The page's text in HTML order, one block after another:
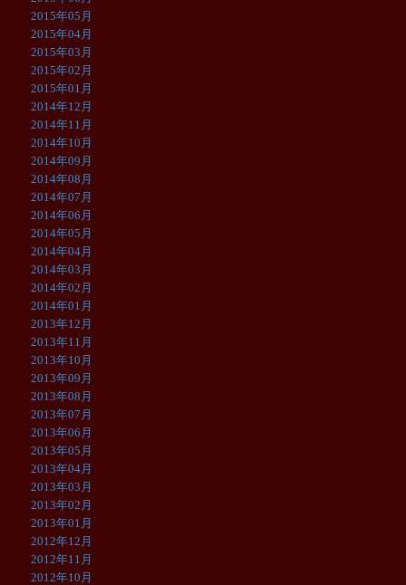
2015年05月
2015年04月
2015年03月
2015年02月
2015年01月
2014年12月
2014年11月
2014年10月
2014年09月
2014年08月
2014年07月
2014年06月
2014年05月
2014年04月
2014年03月
2014年02月
2014年01月
2013年12月
2013年11月
2013年10月
2013年09月
2013年08月
2013年07月
2013年06月
2013年05月
2013年04月
2013年03月
2013年02月
2013年01月
2012年12月
2012年11月
2012年10月